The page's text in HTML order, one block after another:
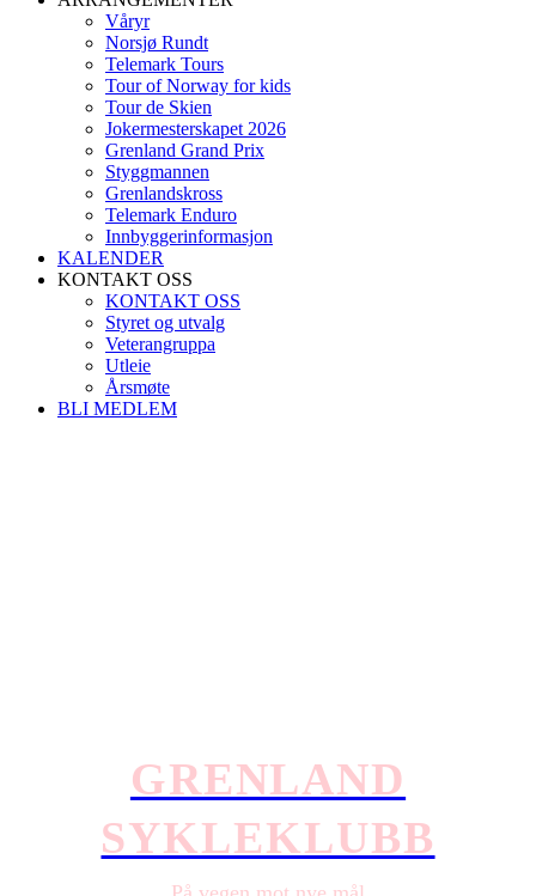
Våryr
Norsjø Rundt
Telemark Tours
Tour of Norway for kids
Tour de Skien
Jokermesterskapet 2026
Grenland Grand Prix
Styggmannen
Grenlandskross
Telemark Enduro
Innbyggerinformasjon
KALENDER
KONTAKT OSS
KONTAKT OSS
Styret og utvalg
Veterangruppa
Utleie
Årsmøte
BLI MEDLEM
GRENLAND
SYKLEKLUBB